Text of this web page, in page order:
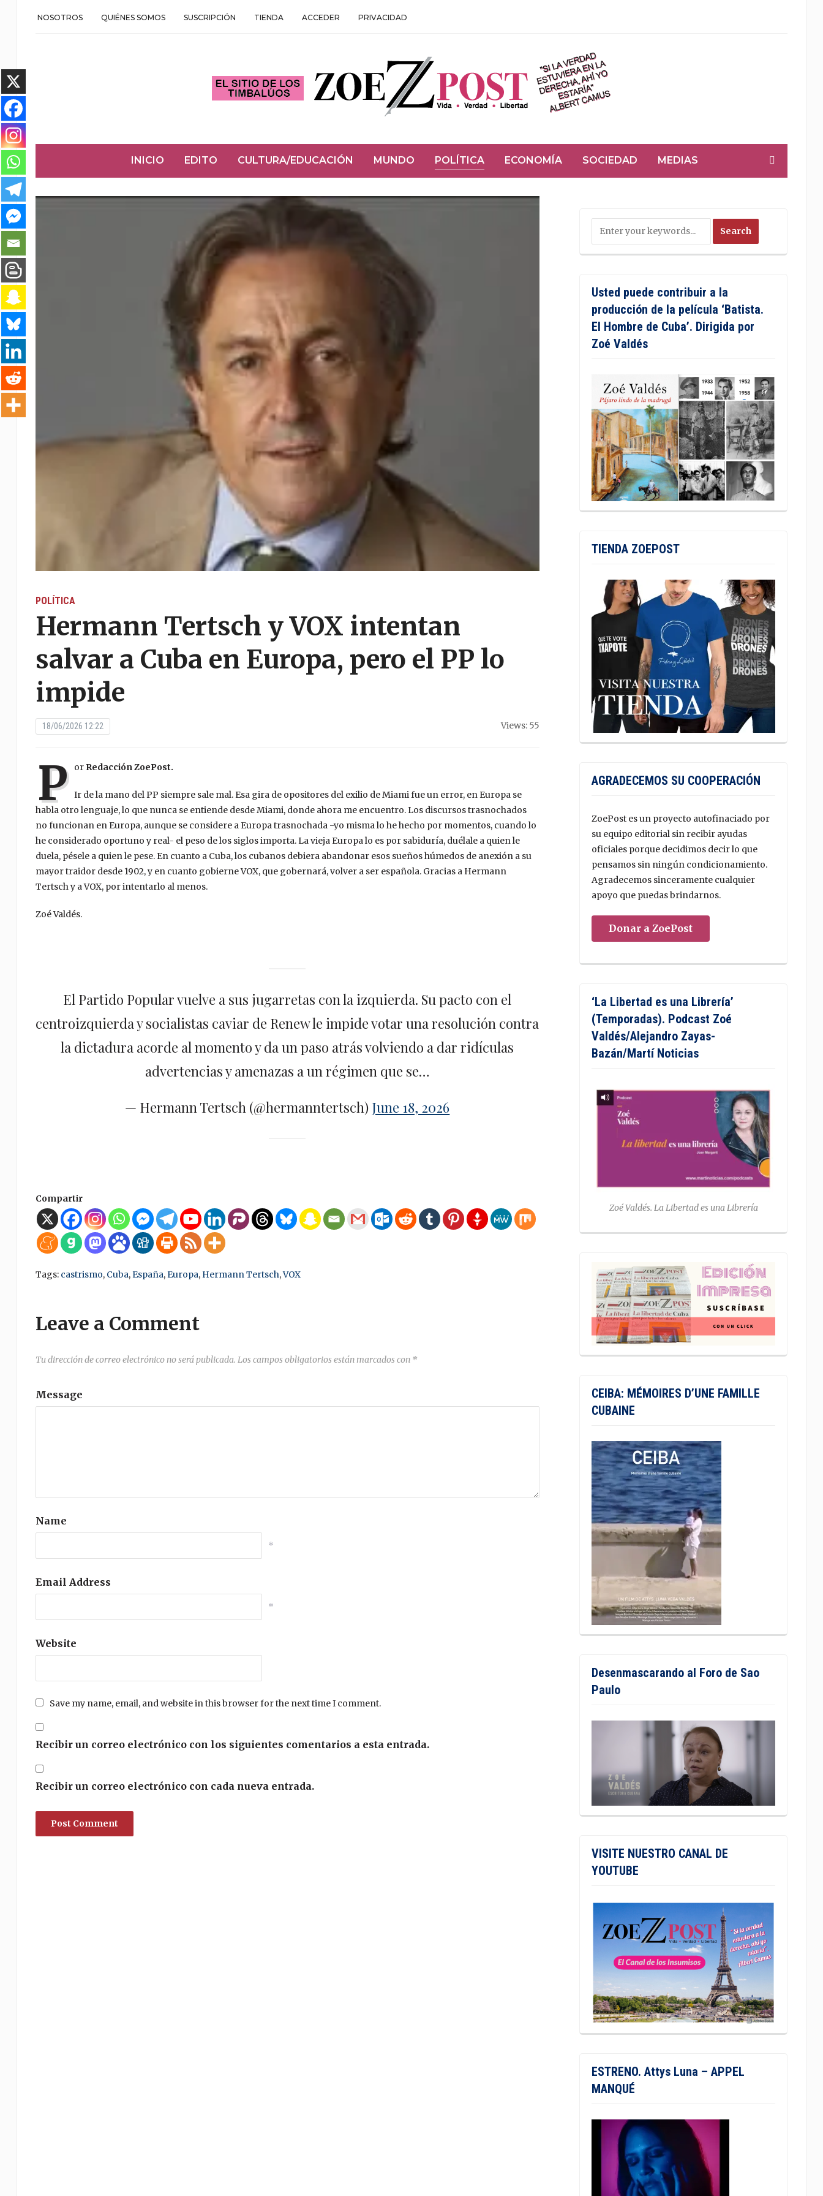
NOSOTROS QUIÉNES SOMOS SUSCRIPCIÓN TIENDA ACCEDER PRIVACIDAD
INICIO EDITO CULTURA/EDUCACIÓN MUNDO POLÍTICA ECONOMÍA SOCIEDAD MEDIAS
POLÍTICA
Hermann Tertsch y VOX intentan
salvar a Cuba en Europa, pero el PP lo
impide
18/06/2026 12:22 Views: 55
P or Redacción ZoePost.
Ir de la mano del PP siempre sale mal. Esa gira de opositores del exilio de Miami fue un error, en Europa se
habla otro lenguaje, lo que nunca se entiende desde Miami, donde ahora me encuentro. Los discursos trasnochados
no funcionan en Europa, aunque se considere a Europa trasnochada -yo misma lo he hecho por momentos, cuando lo
he considerado oportuno y real- el peso de los siglos importa. La vieja Europa lo es por sabiduría, duélale a quien le
duela, pésele a quien le pese. En cuanto a Cuba, los cubanos debiera abandonar esos sueños húmedos de anexión a su
mayor traidor desde 1902, y en cuanto gobierne VOX, que gobernará, volver a ser española. Gracias a Hermann
Tertsch y a VOX, por intentarlo al menos.
Zoé Valdés.
El Partido Popular vuelve a sus jugarretas con la izquierda. Su pacto con el
centroizquierda y socialistas caviar de Renew le impide votar una resolución contra
la dictadura acorde al momento y da un paso atrás volviendo a dar ridículas
advertencias y amenazas a un régimen que se…
— Hermann Tertsch (@hermanntertsch) June 18, 2026
Compartir
Tags: castrismo, Cuba,España,Europa, Hermann Tertsch,VOX
Leave a Comment
Tu dirección de correo electrónico no será publicada. Los campos obligatorios están marcados con *
Message
Name
*
Email Address
*
Website
Save my name, email, and website in this browser for the next time I comment.
Recibir un correo electrónico con los siguientes comentarios a esta entrada.
Recibir un correo electrónico con cada nueva entrada.
Usted puede contribuir a la
producción de la película ‘Batista.
El Hombre de Cuba’. Dirigida por
Zoé Valdés
TIENDA ZOEPOST
AGRADECEMOS SU COOPERACIÓN
ZoePost es un proyecto autofinaciado por
su equipo editorial sin recibir ayudas
oficiales porque decidimos decir lo que
pensamos sin ningún condicionamiento.
Agradecemos sinceramente cualquier
apoyo que puedas brindarnos.
Donar a ZoePost
‘La Libertad es una Librería’
(Temporadas). Podcast Zoé
Valdés/Alejandro Zayas-
Bazán/Martí Noticias
Zoé Valdés. La Libertad es una Librería
CEIBA: MÉMOIRES D’UNE FAMILLE
CUBAINE
Desenmascarando al Foro de Sao
Paulo
VISITE NUESTRO CANAL DE
YOUTUBE
ESTRENO. Attys Luna – APPEL
MANQUÉ